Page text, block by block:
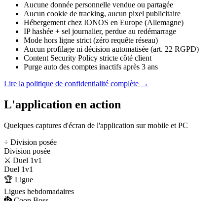
Aucune donnée personnelle vendue ou partagée
Aucun cookie de tracking, aucun pixel publicitaire
Hébergement chez IONOS en Europe (Allemagne)
IP hashée + sel journalier, perdue au redémarrage
Mode hors ligne strict (zéro requête réseau)
Aucun profilage ni décision automatisée (art. 22 RGPD)
Content Security Policy stricte côté client
Purge auto des comptes inactifs après 3 ans
Lire la politique de confidentialité complète →
L'application en action
Quelques captures d'écran de l'application sur mobile et PC
÷ Division posée
Division posée
⚔️ Duel 1v1
Duel 1v1
🏆 Ligue
Ligues hebdomadaires